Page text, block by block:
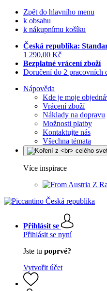
Zpět do hlavního menu
k obsahu
k nákupnímu košíku
Česká republika:
1 290,00 Kč
Bezplatné vrácení zboží
Doručení do 2 pracovních
Nápověda
Kde je moje
Vrácení zboží
Náklady na dopravu
Možnosti platby
Kontaktujte nás
Všechna témata
Více inspirace
Z
Přihlásit se
Přihlásit se nyní
Jste tu poprvé?
Vytvořit účet